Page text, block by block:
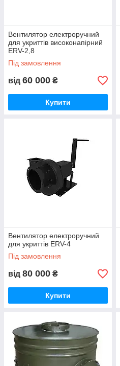
Вентилятор електроручний
для укриттів високонапірний
ERV-2,8
Під замовлення
від 60 000 ₴
Купити
Вентилятор електроручний
для укриттів ERV-4
Під замовлення
від 80 000 ₴
Купити